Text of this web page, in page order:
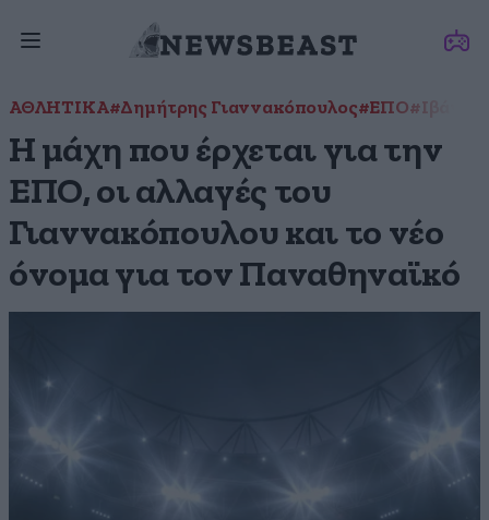
ΑΘΛΗΤΙΚΑ#Δημήτρης Γιαννακόπουλος#ΕΠΟ#Ιβάν
Η μάχη που έρχεται για την
ΕΠΟ, οι αλλαγές του
Γιαννακόπουλου και το νέο
όνομα για τον Παναθηναϊκό